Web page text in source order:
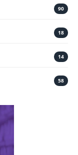
90
18
14
58